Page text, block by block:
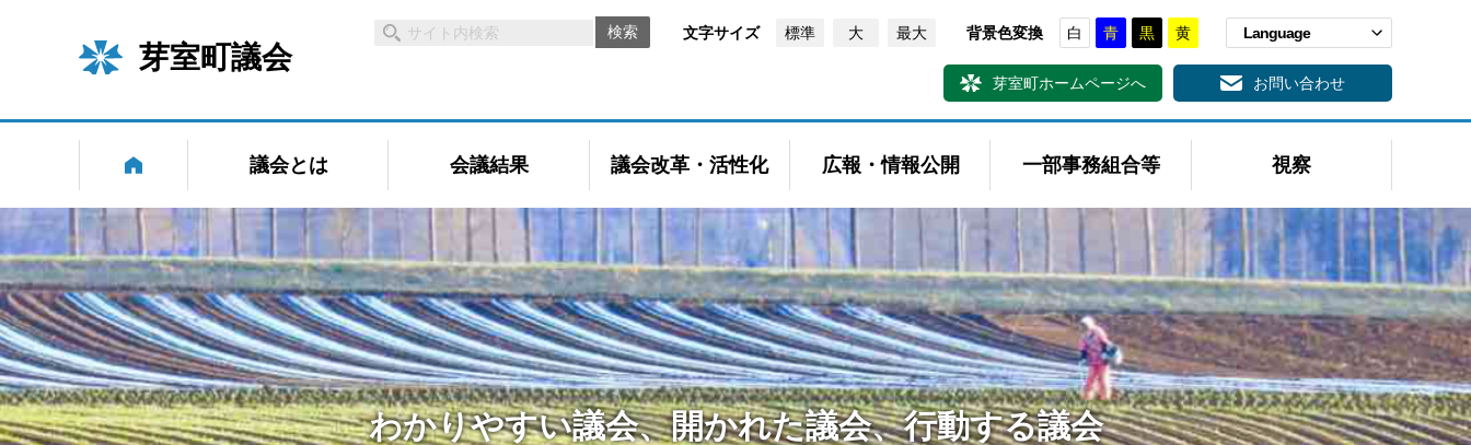
芽室町議会
文字サイズ 標準 大 最大 背景色変換 白 青 黒 黄 Language
芽室町ホームページへ お問い合わせ
議会とは 会議結果 議会改革・活性化 広報・情報公開 一部事務組合等 視察
わかりやすい議会、開かれた議会、行動する議会